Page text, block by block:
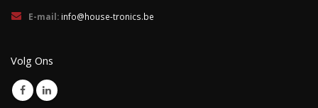
E-mail: info@house-tronics.be
Volg Ons